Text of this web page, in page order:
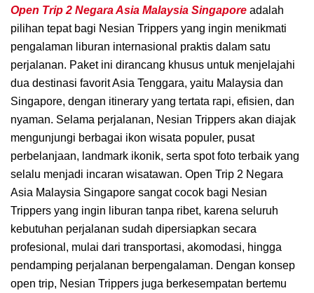
Open Trip 2 Negara Asia Malaysia Singapore adalah
pilihan tepat bagi Nesian Trippers yang ingin menikmati
pengalaman liburan internasional praktis dalam satu
perjalanan. Paket ini dirancang khusus untuk menjelajahi
dua destinasi favorit Asia Tenggara, yaitu Malaysia dan
Singapore, dengan itinerary yang tertata rapi, efisien, dan
nyaman. Selama perjalanan, Nesian Trippers akan diajak
mengunjungi berbagai ikon wisata populer, pusat
perbelanjaan, landmark ikonik, serta spot foto terbaik yang
selalu menjadi incaran wisatawan. Open Trip 2 Negara
Asia Malaysia Singapore sangat cocok bagi Nesian
Trippers yang ingin liburan tanpa ribet, karena seluruh
kebutuhan perjalanan sudah dipersiapkan secara
profesional, mulai dari transportasi, akomodasi, hingga
pendamping perjalanan berpengalaman. Dengan konsep
open trip, Nesian Trippers juga berkesempatan bertemu